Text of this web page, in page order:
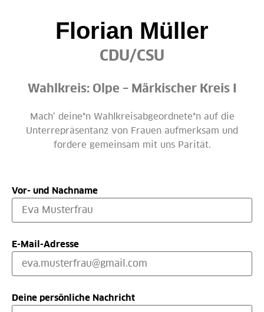
Florian Müller
CDU/CSU
Wahlkreis: Olpe – Märkischer Kreis I
Mach’ deine*n Wahlkreisabgeordnete*n auf die
Unterrepräsentanz von Frauen aufmerksam und
fordere gemeinsam mit uns Parität.
Vor- und Nachname
E-Mail-Adresse
Deine persönliche Nachricht